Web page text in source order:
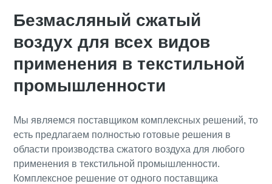
Безмасляный сжатый
воздух для всех видов
применения в текстильной
промышленности
Мы являемся поставщиком комплексных решений, то
есть предлагаем полностью готовые решения в
области производства сжатого воздуха для любого
применения в текстильной промышленности.
Комплексное решение от одного поставщика